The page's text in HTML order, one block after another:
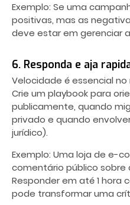
Exemplo: Se uma
positivas, mas as
deve estar em gerenciar
6. Responda e aja
Velocidade é essencial
Crie um playbook para
publicamente, quando
privado e quando
jurídico).
Exemplo: Uma loja de e-
comentário público sobre
Responder em até 1 hora
pode transformar uma